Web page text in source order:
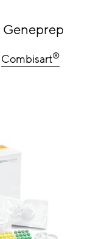
Geneprep
Combisart®